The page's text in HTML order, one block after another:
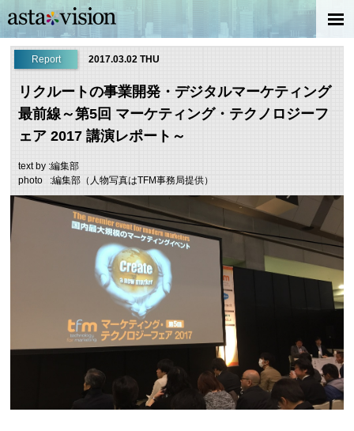
Report 2017.03.02 THU
リクルートの事業開発・デジタルマーケティング
最前線～第5回 マーケティング・テクノロジーフ
ェア 2017 講演レポート～
text by :編集部
photo :編集部（人物写真はTFM事務局提供）